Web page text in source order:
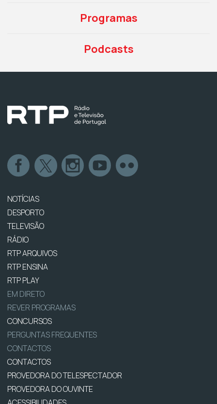
Programas
Podcasts
NOTÍCIAS
DESPORTO
TELEVISÃO
RÁDIO
RTP ARQUIVOS
RTP ENSINA
RTP PLAY
EM DIRETO
REVER PROGRAMAS
CONCURSOS
PERGUNTAS FREQUENTES
CONTACTOS
CONTACTOS
PROVEDORA DO TELESPECTADOR
PROVEDORA DO OUVINTE